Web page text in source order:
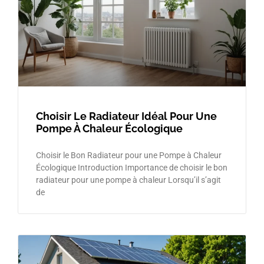
Choisir Le Radiateur Idéal Pour Une
Pompe À Chaleur Écologique
Choisir le Bon Radiateur pour une Pompe à Chaleur
Écologique Introduction Importance de choisir le bon
radiateur pour une pompe à chaleur Lorsqu’il s’agit
de